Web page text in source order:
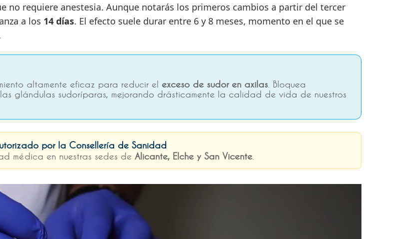
no requiere anestesia. Aunque notarás los primeros cambios a partir del tercer
a los 14 días. El efecto suele durar entre 6 y 8 meses, momento en el que se
altamente eficaz para reducir el exceso de sudor en axilas . Bloquea
las glándulas sudoríparas, mejorando drásticamente la calidad de vida de nuestros
por la Consellería de Sanidad
médica en nuestras sedes de Alicante, Elche y San Vicente